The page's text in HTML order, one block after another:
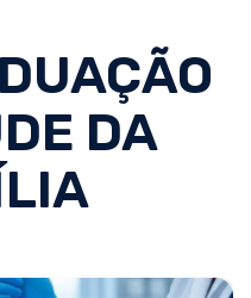
DA